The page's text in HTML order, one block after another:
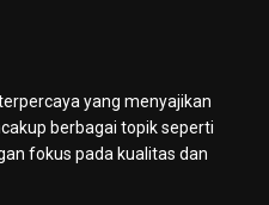
yang menyajikan
berbagai topik seperti
fokus pada kualitas dan